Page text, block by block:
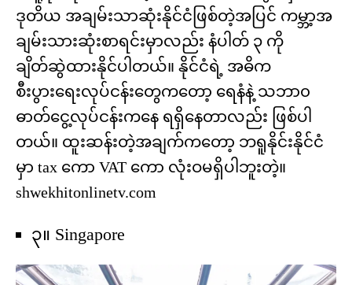
ဒုတိယ အချမ်းသာဆုံးနိုင်ငံဖြစ်တဲ့အပြင် ကမ္ဘာ့အ
ချမ်းသားဆုံးစာရင်းမှာလည်း နံပါတ် ၃ ကို
ချိတ်ဆွဲထားနိုင်ပါတယ်။ နိုင်ငံရဲ့ အဓိက
စီးပွားရေးလုပ်ငန်းတွေကတော့ ရေနံနဲ့ သဘာ၀
ဓာတ်ငွေ့လုပ်ငန်းကနေ ရရှိနေတာလည်း ဖြစ်ပါ
တယ်။ ထူးဆန်းတဲ့အချက်ကတော့ ဘရူနိုင်းနိုင်ငံ
မှာ tax ကော VAT ကော လုံးဝမရှိပါဘူးတဲ့။
shwekhitonlinetv.com
၃။ Singapore